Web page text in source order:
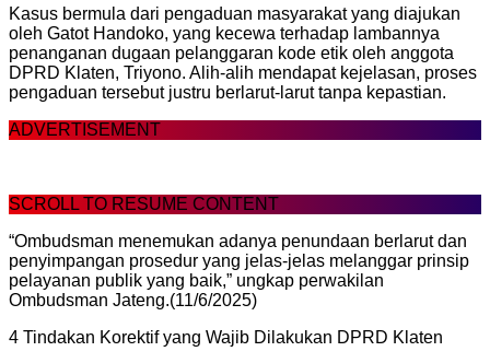
Kasus bermula dari pengaduan masyarakat yang diajukan
oleh Gatot Handoko, yang kecewa terhadap lambannya
penanganan dugaan pelanggaran kode etik oleh anggota
DPRD Klaten, Triyono. Alih-alih mendapat kejelasan, proses
pengaduan tersebut justru berlarut-larut tanpa kepastian.
ADVERTISEMENT
SCROLL TO RESUME CONTENT
“Ombudsman menemukan adanya penundaan berlarut dan
penyimpangan prosedur yang jelas-jelas melanggar prinsip
pelayanan publik yang baik,” ungkap perwakilan
Ombudsman Jateng.(11/6/2025)
4 Tindakan Korektif yang Wajib Dilakukan DPRD Klaten